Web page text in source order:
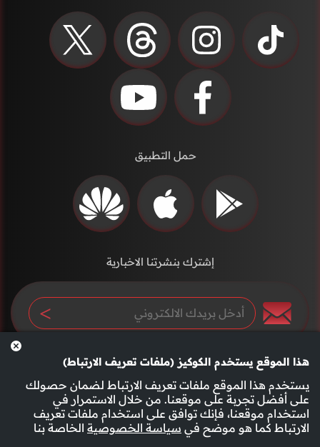
هذا الموقع يستخدم الكوكيز (ملفات تعريف الارتباط)
يستخدم هذا الموقع ملفات تعريف الارتباط لضمان حصولك
على أفضل تجربة على موقعنا. من خلال الاستمرار في
استخدام موقعنا، فإنك توافق على استخدام ملفات تعريف
الارتباط كما هو موضح في سياسة الخصوصية الخاصة بنا
حمل التطبيق
إشترك بنشرتنا الاخبارية
سياسة الخصوصية الأحكام والشروط